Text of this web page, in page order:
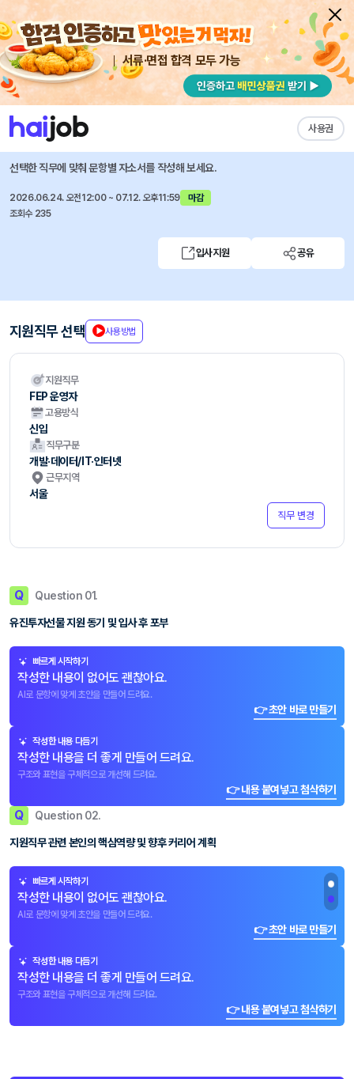
서류·면접 합격 모두 가능
사용권
채용공고 자소서 자유항목 자소서 내 작성목록
유진투자선물 즐겨찾기
(신입/경력) 국제영업 FEP 프로그램 운영
선택한 직무에 맞춰 문항별 자소서를 작성해 보세요.
2026.06.24. 오전12:00 ~ 07.12. 오후11:59
마감
조회수 235
입사지원 공유
지원직무 선택 사용방법
지원직무
FEP 운영자
고용방식
신입
직무구분
개발·데이터/IT·인터넷
근무지역
서울
직무 변경
Q Question 01.
유진투자선물 지원 동기 및 입사 후 포부
빠르게 시작하기
작성한 내용이 없어도 괜찮아요.
AI로 문항에 맞게 초안을 만들어 드려요.
👉 초안 바로 만들기
작성한 내용 다듬기
작성한 내용을 더 좋게 만들어 드려요.
구조와 표현을 구체적으로 개선해 드려요.
👉 내용 붙여넣고 첨삭하기
Q Question 02.
지원직무 관련 본인의 핵심역량 및 향후 커리어 계획
빠르게 시작하기
작성한 내용이 없어도 괜찮아요.
AI로 문항에 맞게 초안을 만들어 드려요.
👉 초안 바로 만들기
작성한 내용 다듬기
작성한 내용을 더 좋게 만들어 드려요.
구조와 표현을 구체적으로 개선해 드려요.
👉 내용 붙여넣고 첨삭하기